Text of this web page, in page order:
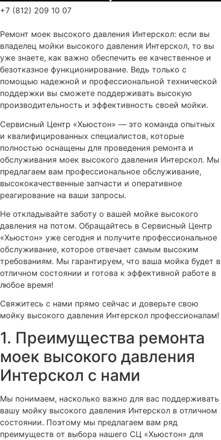
+7 (812) 209 10 07
Ремонт моек высокого давления Интерскол: если вы
владелец мойки высокого давления Интерскол, то вы
уже знаете, как важно обеспечить ее качественное и
безотказное функционирование. Ведь только с
помощью надежной и профессиональной технической
поддержки вы сможете поддерживать высокую
производительность и эффективность своей мойки.
Сервисный Центр «Хьюстон» — это команда опытных
и квалифицированных специалистов, которые
полностью оснащены для проведения ремонта и
обслуживания моек высокого давления Интерскол. Мы
предлагаем вам профессиональное обслуживание,
высококачественные запчасти и оперативное
реагирование на ваши запросы.
Не откладывайте заботу о вашей мойке высокого
давления на потом. Обращайтесь в Сервисный Центр
«Хьюстон» уже сегодня и получите профессиональное
обслуживание, которое отвечает самым высоким
требованиям. Мы гарантируем, что ваша мойка будет в
отличном состоянии и готова к эффективной работе в
любое время!
Свяжитесь с нами прямо сейчас и доверьте свою
мойку высокого давления Интерскол профессионалам!
1. Преимущества ремонта
моек высокого давления
Интерскол с нами
Мы понимаем, насколько важно для вас поддерживать
вашу мойку высокого давления Интерскол в отличном
состоянии. Поэтому мы предлагаем вам ряд
преимуществ от выбора нашего СЦ «Хьюстон» для